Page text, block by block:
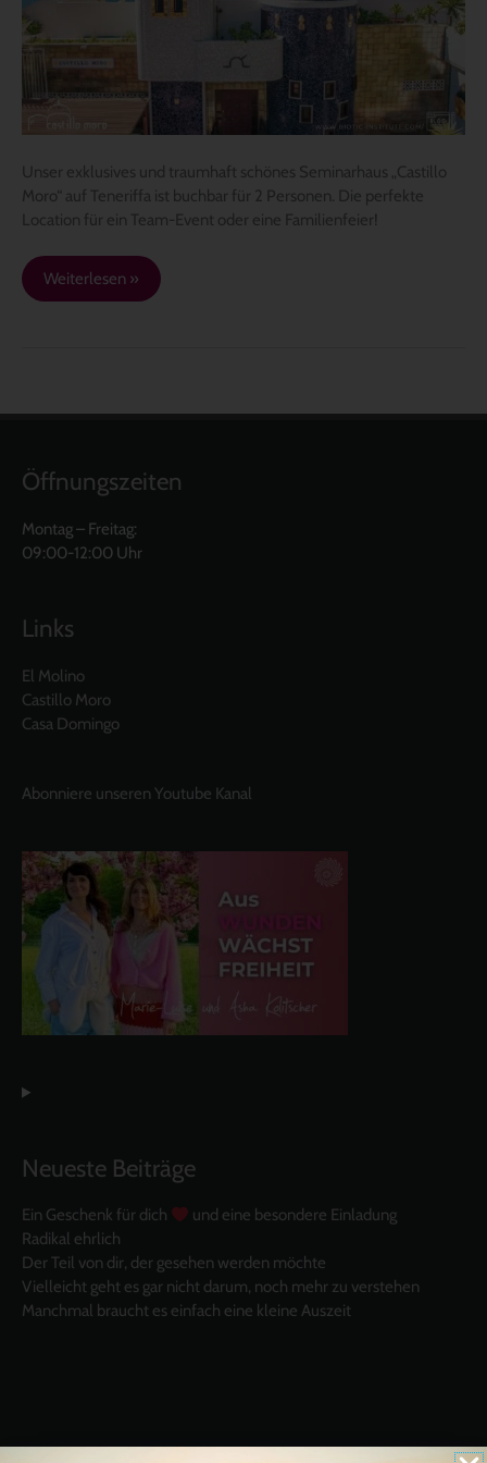
Unser exklusives und traumhaft schönes Seminarhaus „Castillo
Moro“ auf Teneriffa ist buchbar für 2 Personen. Die perfekte
Location für ein Team-Event oder eine Familienfeier!
Teneriffa
Weiterlesen »
Öffnungszeiten
Montag – Freitag:
09:00-12:00 Uhr
Links
El Molino
Castillo Moro
Casa Domingo
Abonniere unseren Youtube Kanal
Neueste Beiträge
Ein Geschenk für dich
und eine besondere Einladung
Radikal ehrlich
Der Teil von dir, der gesehen werden möchte
Vielleicht geht es gar nicht darum, noch mehr zu verstehen
Manchmal braucht es einfach eine kleine Auszeit